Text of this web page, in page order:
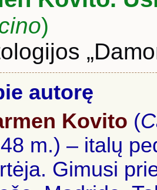
)
autorę
Kovito (
m.) – italų
Gimusi